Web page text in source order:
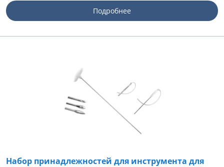
Подробнее
Набор принадлежностей для инструмента для